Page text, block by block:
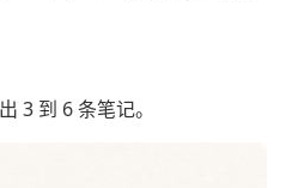
3 到 6 条笔记。